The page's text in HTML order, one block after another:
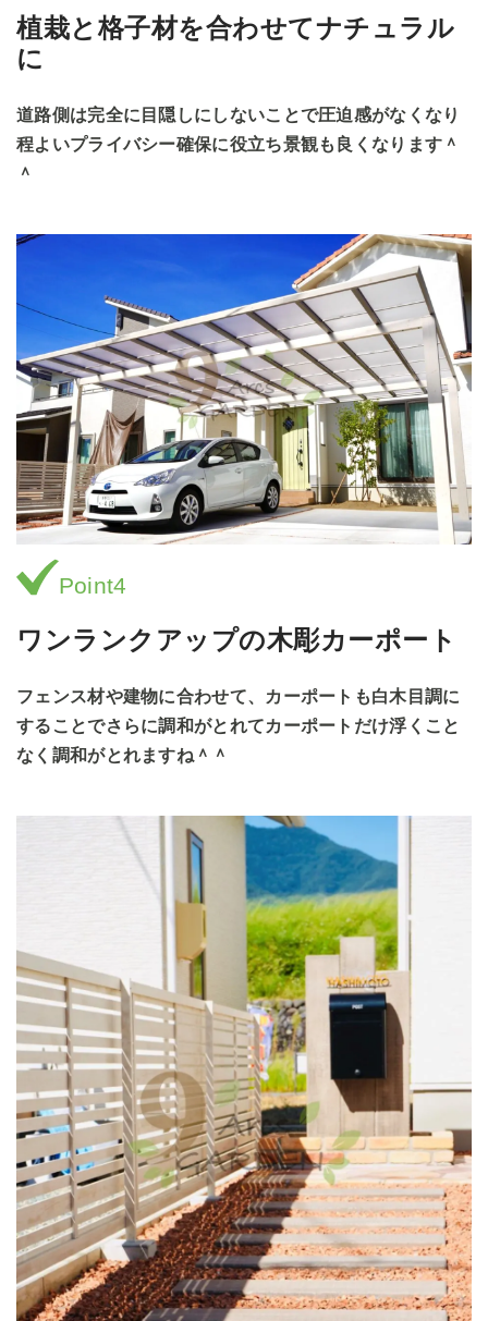
植栽と格子材を合わせてナチュラル
に
道路側は完全に目隠しにしないことで圧迫感がなくなり
程よいプライバシー確保に役立ち景観も良くなります＾
＾
Point4
ワンランクアップの木彫カーポート
フェンス材や建物に合わせて、カーポートも白木目調に
することでさらに調和がとれてカーポートだけ浮くこと
なく調和がとれますね＾＾